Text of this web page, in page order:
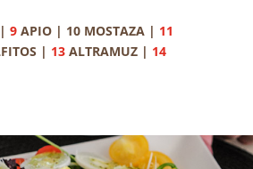
9APIO | 10 MOSTAZA | 11
| 13ALTRAMUZ | 14